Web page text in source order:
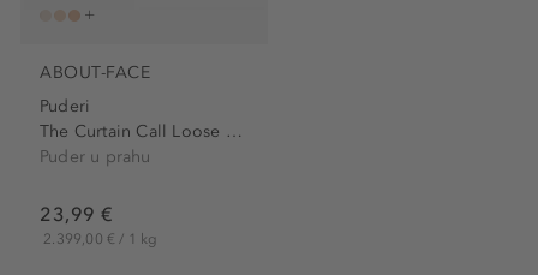
ABOUT-FACE
Puderi
The Curtain Call Loose Powder
Puder u prahu
23,99 €
2.399,00 € / 1 kg